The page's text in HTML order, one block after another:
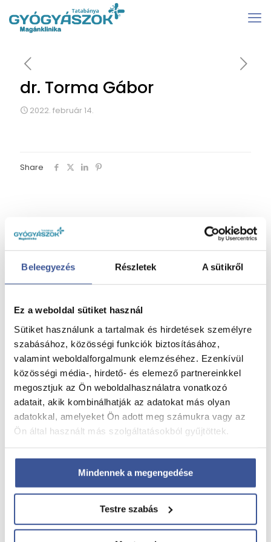
Beleegyezés Részletek A sütikről
Ez a weboldal sütiket használ
Sütiket használunk a tartalmak és hirdetések személyre
szabásához, közösségi funkciók biztosításához,
valamint weboldalforgalmunk elemzéséhez. Ezenkívül
közösségi média-, hirdető- és elemező partnereinkkel
megosztjuk az Ön weboldalhasználatra vonatkozó
adatait, akik kombinálhatják az adatokat más olyan
adatokkal, amelyeket Ön adott meg számukra vagy az
Ön által használt más szolgáltatásokból gyűjtöttek.
Mindennek a megengedése
Testre szabás
dr. Torma Gábor
2022. február 14.
Share
→
Őssejtkezelés
→
PRP-PRF kezelés
→
4D Babamozi
→
Szolgáltatások
→
Tájékoztatók
Pályázatok
→
Kapcsolat